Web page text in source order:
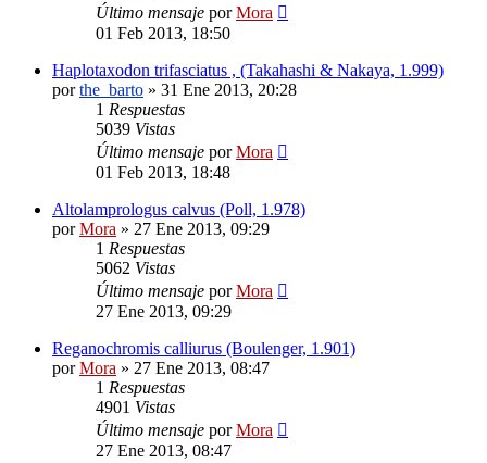
Último mensaje porMora
01 Feb 2013, 18:50
Haplotaxodon trifasciatus , (Takahashi & Nakaya, 1.999)
porthe_barto » 31 Ene 2013, 20:28
1 Respuestas
5039 Vistas
Último mensaje porMora
01 Feb 2013, 18:48
Altolamprologus calvus (Poll, 1.978)
porMora » 27 Ene 2013, 09:29
1 Respuestas
5062 Vistas
Último mensaje porMora
27 Ene 2013, 09:29
Reganochromis calliurus (Boulenger, 1.901)
porMora » 27 Ene 2013, 08:47
1 Respuestas
4901 Vistas
Último mensaje porMora
27 Ene 2013, 08:47